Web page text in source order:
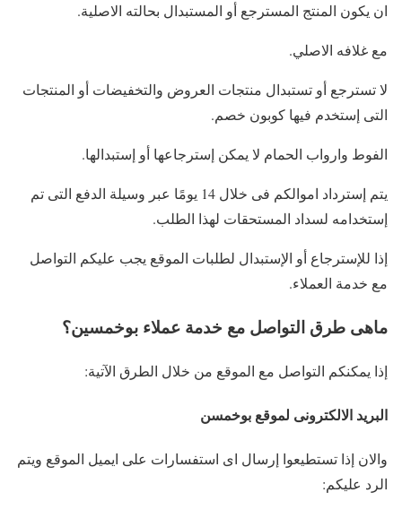
ان يكون المنتج المسترجع أو المستبدال بحالته الاصلية.
مع غلافه الاصلي.
لا تسترجع أو تستبدال منتجات العروض والتخفيضات أو المنتجات
التى إستخدم فيها كوبون خصم.
الفوط وارواب الحمام لا يمكن إسترجاعها أو إستبدالها.
يتم إسترداد اموالكم فى خلال 14 يومًا عبر وسيلة الدفع التى تم
إستخدامه لسداد المستحقات لهذا الطلب.
إذا للإسترجاع أو الإستبدال لطلبات الموقع يجب عليكم التواصل
مع خدمة العملاء.
ماهى طرق التواصل مع خدمة عملاء بوخمسين؟
إذا يمكنكم التواصل مع الموقع من خلال الطرق الآتية:
البريد الالكترونى لموقع بوخمسن
والان إذا تستطيعوا إرسال اى استفسارات على ايميل الموقع ويتم
الرد عليكم: